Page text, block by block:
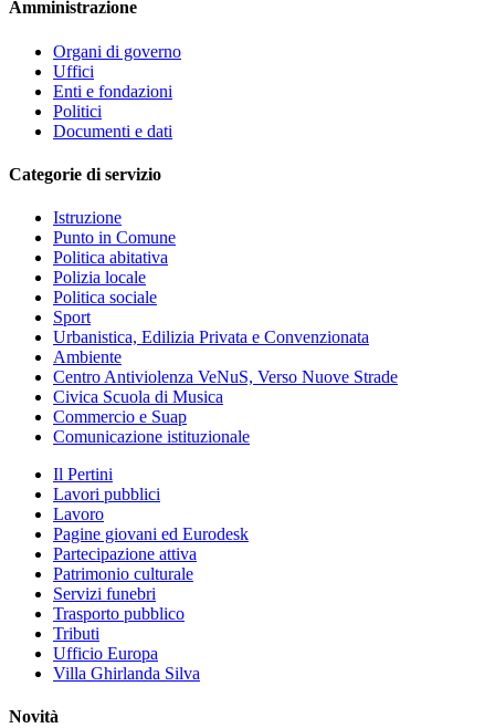
Amministrazione
Organi di governo
Uffici
Enti e fondazioni
Politici
Documenti e dati
Categorie di servizio
Istruzione
Punto in Comune
Politica abitativa
Polizia locale
Politica sociale
Sport
Urbanistica, Edilizia Privata e Convenzionata
Ambiente
Centro Antiviolenza VeNuS, Verso Nuove Strade
Civica Scuola di Musica
Commercio e Suap
Comunicazione istituzionale
Il Pertini
Lavori pubblici
Lavoro
Pagine giovani ed Eurodesk
Partecipazione attiva
Patrimonio culturale
Servizi funebri
Trasporto pubblico
Tributi
Ufficio Europa
Villa Ghirlanda Silva
Novità